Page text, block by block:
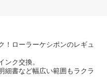
ローラーケシポンのレギュ
ク交換。
書など幅広い範囲もラクラ